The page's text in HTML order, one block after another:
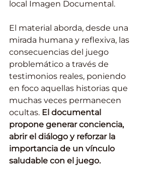
local Imagen Documental.
El material aborda, desde una
mirada humana y reflexiva, las
consecuencias del juego
problemático a través de
testimonios reales, poniendo
en foco aquellas historias que
muchas veces permanecen
ocultas. El documental
propone generar conciencia,
abrir el diálogo y reforzar la
importancia de un vínculo
saludable con el juego.